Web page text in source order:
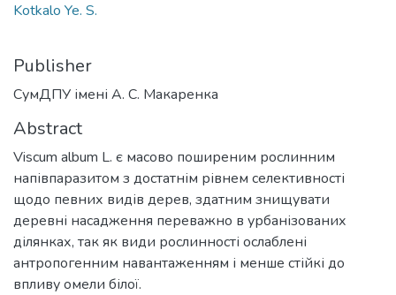
Kotkalo Ye. S.
Publisher
СумДПУ імені А. С. Макаренка
Abstract
Viscum album L. є масово поширеним рослинним
напівпаразитом з достатнім рівнем селективності
щодо певних видів дерев, здатним знищувати
деревні насадження переважно в урбанізованих
ділянках, так як види рослинності ослаблені
антропогенним навантаженням і менше стійкі до
впливу омели білої.